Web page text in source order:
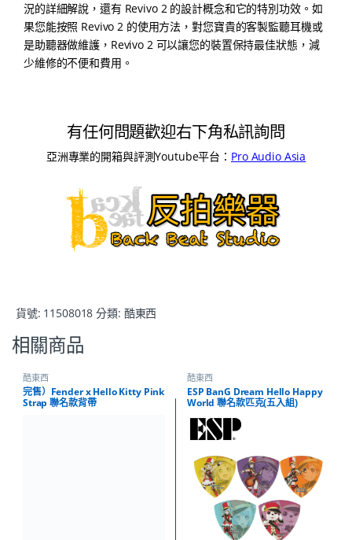
況的詳細解說，還有 Revivo 2 的設計概念和它的特別功效。如
果您能按照 Revivo 2 的使用方法，對您寶貴的客製監聽耳機或
是助聽器做維護，Revivo 2 可以讓您的裝置保持最佳狀態，減
少維修的不便和費用。
有任何問題歡迎右下角私訊詢問
亞洲專業的開箱與評測Youtube平台： Pro Audio Asia
貨號: 11508018 分類: 酷東西
相關商品
酷東西
完售）Fender x Hello Kitty Pink
Strap 聯名款背帶
酷東西
ESP BanG Dream Hello Happy
World 聯名款匹克(五入組)